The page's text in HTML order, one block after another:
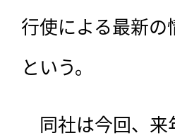
行使による最新
という。
同社は今回、来